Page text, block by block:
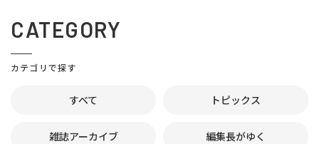
CATEGORY
カテゴリで探す
すべて トピックス
雑誌アーカイブ 編集長がゆく